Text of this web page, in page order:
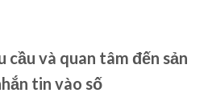
cầu và quan tâm đến sản
tin vào số